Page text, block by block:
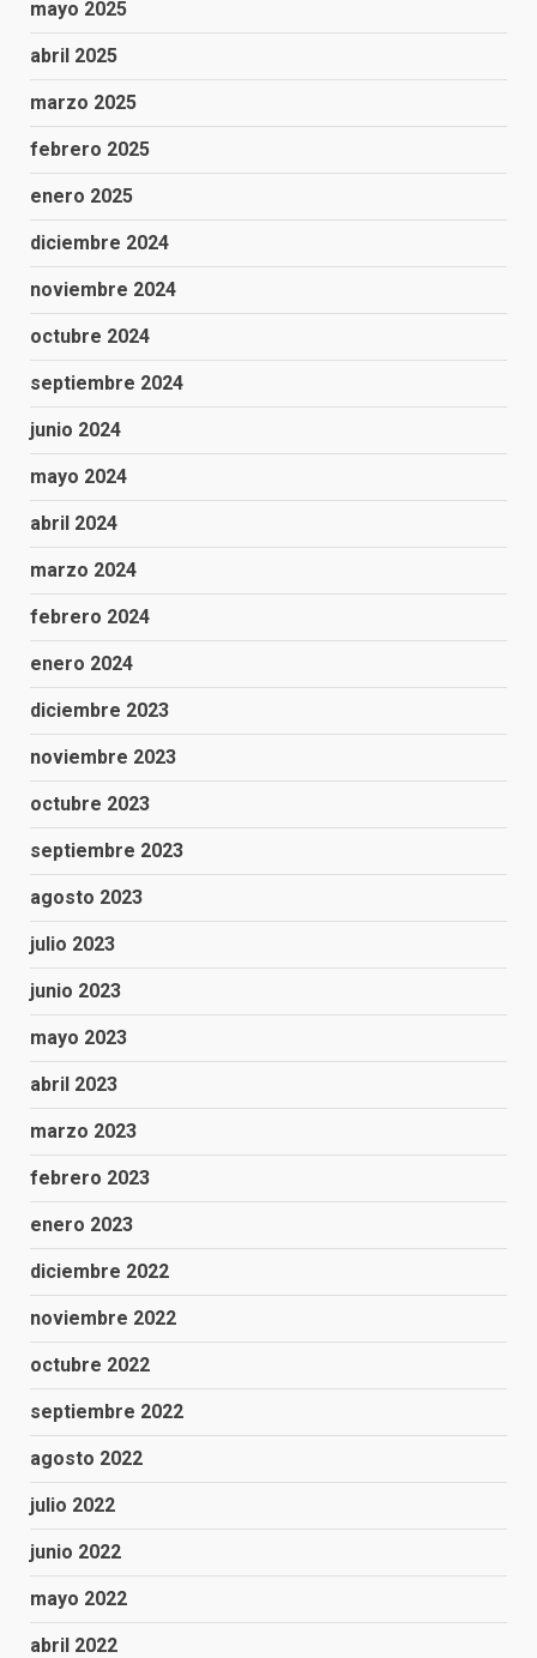
mayo 2025
abril 2025
marzo 2025
febrero 2025
enero 2025
diciembre 2024
noviembre 2024
octubre 2024
septiembre 2024
junio 2024
mayo 2024
abril 2024
marzo 2024
febrero 2024
enero 2024
diciembre 2023
noviembre 2023
octubre 2023
septiembre 2023
agosto 2023
julio 2023
junio 2023
mayo 2023
abril 2023
marzo 2023
febrero 2023
enero 2023
diciembre 2022
noviembre 2022
octubre 2022
septiembre 2022
agosto 2022
julio 2022
junio 2022
mayo 2022
abril 2022